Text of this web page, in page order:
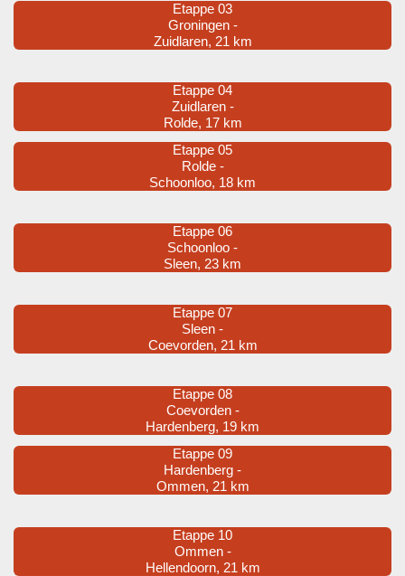
Etappe 03
Groningen -
Zuidlaren, 21 km
Etappe 04
Zuidlaren -
Rolde, 17 km
Etappe 05
Rolde -
Schoonloo, 18 km
Etappe 06
Schoonloo -
Sleen, 23 km
Etappe 07
Sleen -
Coevorden, 21 km
Etappe 08
Coevorden -
Hardenberg, 19 km
Etappe 09
Hardenberg -
Ommen, 21 km
Etappe 10
Ommen -
Hellendoorn, 21 km